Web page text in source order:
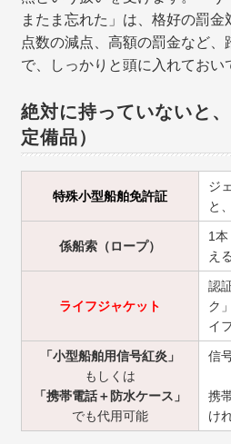
またま忘れた」は、格好の罰金
点数の減点、高額の罰金など
で、しっかりと頭に入れておい
絶対に持っていないと
定備品）
特殊小型船舶免許証
ジ
と
係船索（ロープ）
1
え
ライフジャケット
認
ク
イ
「小型船舶用信号紅炎」
もしくは
「携帯電話＋防水ケース」
でも代用可能
信
携
け